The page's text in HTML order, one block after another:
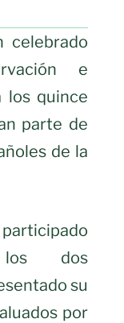
celebrado
e
los quince
parte de
de la
los dos
su
por